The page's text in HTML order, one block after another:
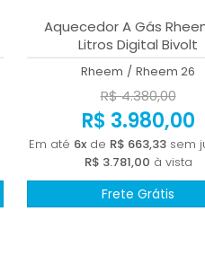
Aquecedor A Gás
Litros Digital Bivolt
Rheem / Rheem 26
R$ 4.380,00
R$ 3.980,00
Em até 6x de R$ 663,33 sem
R$ 3.781,00 à vista
Frete Grátis